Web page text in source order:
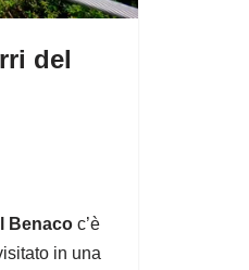
del
Benaco c’è
in una